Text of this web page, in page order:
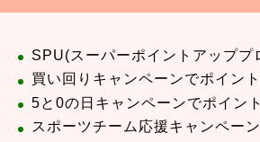
SPU(スーパーポイントアップ
買い回りキャンペーンでポイン
5と0の日キャンペーンでポイン
スポーツチーム応援キャンペー